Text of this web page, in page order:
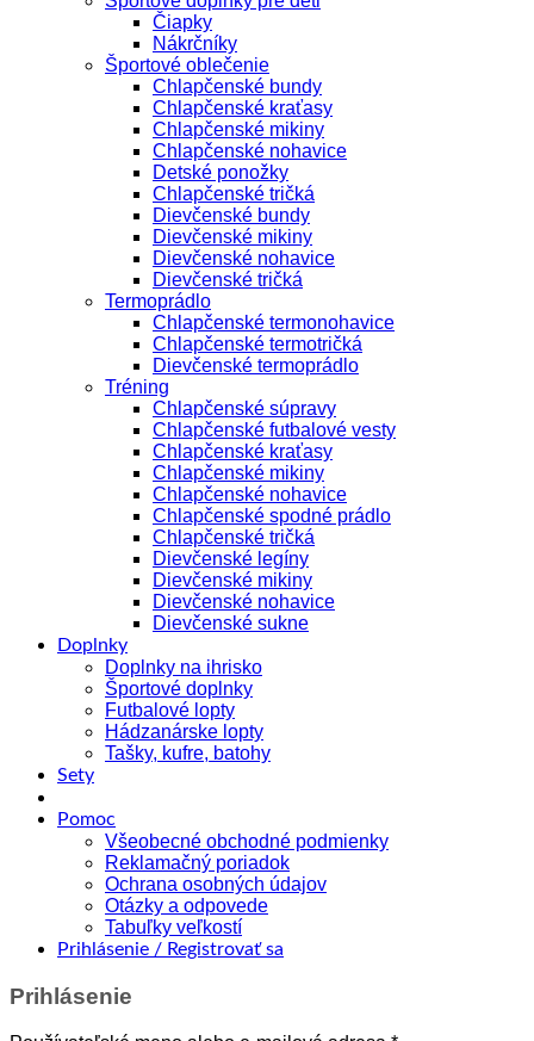
Čiapky
Nákrčníky
Športové oblečenie
Chlapčenské bundy
Chlapčenské kraťasy
Chlapčenské mikiny
Chlapčenské nohavice
Detské ponožky
Chlapčenské tričká
Dievčenské bundy
Dievčenské mikiny
Dievčenské nohavice
Dievčenské tričká
Termoprádlo
Chlapčenské termonohavice
Chlapčenské termotričká
Dievčenské termoprádlo
Tréning
Chlapčenské súpravy
Chlapčenské futbalové vesty
Chlapčenské kraťasy
Chlapčenské mikiny
Chlapčenské nohavice
Chlapčenské spodné prádlo
Chlapčenské tričká
Dievčenské legíny
Dievčenské mikiny
Dievčenské nohavice
Dievčenské sukne
Doplnky
Doplnky na ihrisko
Športové doplnky
Futbalové lopty
Hádzanárske lopty
Tašky, kufre, batohy
Sety
Pomoc
Všeobecné obchodné podmienky
Reklamačný poriadok
Ochrana osobných údajov
Otázky a odpovede
Tabuľky veľkostí
Prihlásenie / Registrovať sa
Prihlásenie